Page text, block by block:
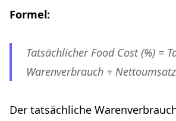
Formel:
Tatsächlicher Food Cost (%) =
Warenverbrauch ÷
Der tatsächliche